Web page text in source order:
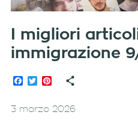
I migliori
immigrazione
Facebook
TwitterPinterest
3 marzo 2026